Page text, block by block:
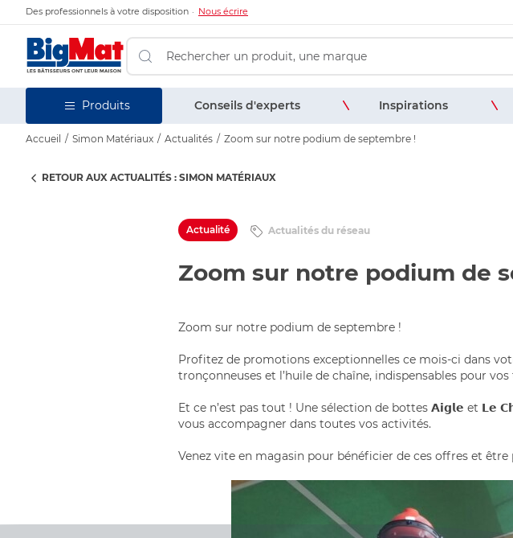
Des professionnels à votre disposition Nous écrire
Produits Conseils d'experts Inspirations
Accueil Simon Matériaux Actualités Zoom sur notre podium de septembre !
RETOUR AUX ACTUALITÉS : SIMON MATÉRIAUX
Actualité Actualités du réseau
Zoom sur notre podium de
Zoom sur notre podium de septembre !
Profitez de promotions exceptionnelles ce mois-ci dans
tronçonneuses et l’huile de chaîne, indispensables pour
Et ce n’est pas tout ! Une sélection de bottes 𝗔𝗶𝗴𝗹𝗲 et
vous accompagner dans toutes vos activités.
Venez vite en magasin pour bénéficier de ces offres et